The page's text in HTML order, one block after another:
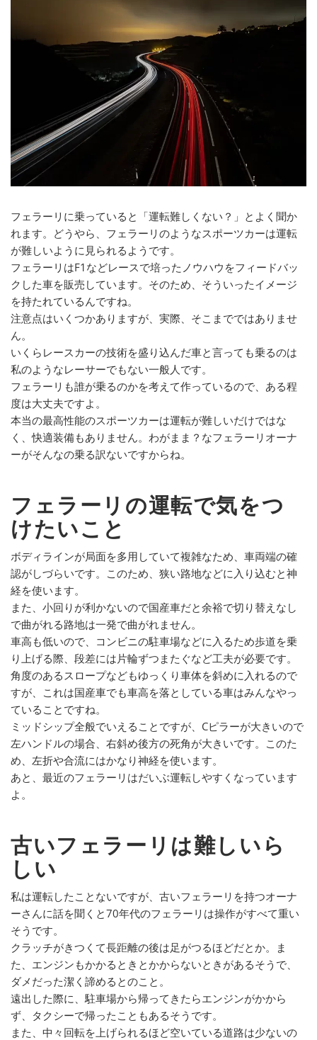
フェラーリに乗っていると「運転難しくない？」とよく聞か
れます。どうやら、フェラーリのようなスポーツカーは運転
が難しいように見られるようです。
フェラーリはF1などレースで培ったノウハウをフィードバッ
クした車を販売しています。そのため、そういったイメージ
を持たれているんですね。
注意点はいくつかありますが、実際、そこまでではありませ
ん。
いくらレースカーの技術を盛り込んだ車と言っても乗るのは
私のようなレーサーでもない一般人です。
フェラーリも誰が乗るのかを考えて作っているので、ある程
度は大丈夫ですよ。
本当の最高性能のスポーツカーは運転が難しいだけではな
く、快適装備もありません。わがまま？なフェラーリオーナ
ーがそんなの乗る訳ないですからね。
フェラーリの運転で気をつ
けたいこと
ボディラインが局面を多用していて複雑なため、車両端の確
認がしづらいです。このため、狭い路地などに入り込むと神
経を使います。
また、小回りが利かないので国産車だと余裕で切り替えなし
で曲がれる路地は一発で曲がれません。
車高も低いので、コンビニの駐車場などに入るため歩道を乗
り上げる際、段差には片輪ずつまたぐなど工夫が必要です。
角度のあるスロープなどもゆっくり車体を斜めに入れるので
すが、これは国産車でも車高を落としている車はみんなやっ
ていることですね。
ミッドシップ全般でいえることですが、Cピラーが大きいので
左ハンドルの場合、右斜め後方の死角が大きいです。このた
め、左折や合流にはかなり神経を使います。
あと、最近のフェラーリはだいぶ運転しやすくなっています
よ。
古いフェラーリは難しいら
しい
私は運転したことないですが、古いフェラーリを持つオーナ
ーさんに話を聞くと70年代のフェラーリは操作がすべて重い
そうです。
クラッチがきつくて長距離の後は足がつるほどだとか。ま
た、エンジンもかかるときとかからないときがあるそうで、
ダメだった潔く諦めるとのこと。
遠出した際に、駐車場から帰ってきたらエンジンがかから
ず、タクシーで帰ったこともあるそうです。
また、中々回転を上げられるほど空いている道路は少ないの